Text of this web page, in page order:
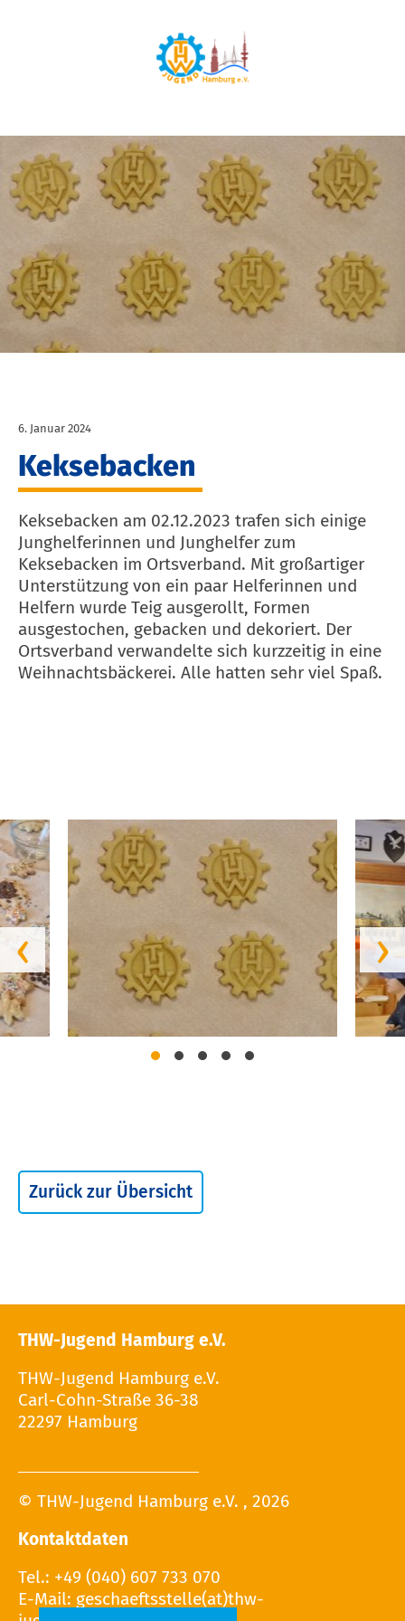
6. Januar 2024
Keksebacken
Keksebacken am 02.12.2023 trafen sich einige
Junghelferinnen und Junghelfer zum
Keksebacken im Ortsverband. Mit großartiger
Unterstützung von ein paar Helferinnen und
Helfern wurde Teig ausgerollt, Formen
ausgestochen, gebacken und dekoriert. Der
Ortsverband verwandelte sich kurzzeitig in eine
Weihnachtsbäckerei. Alle hatten sehr viel Spaß.
‹ ›
Zurück zur Übersicht
THW-Jugend Hamburg e.V.
THW-Jugend Hamburg e.V.
Carl-Cohn-Straße 36-38
22297 Hamburg
© THW-Jugend Hamburg e.V. , 2026
Kontaktdaten
Tel.: +49 (040) 607 733 070
E-Mail: geschaeftsstelle(at)thw-